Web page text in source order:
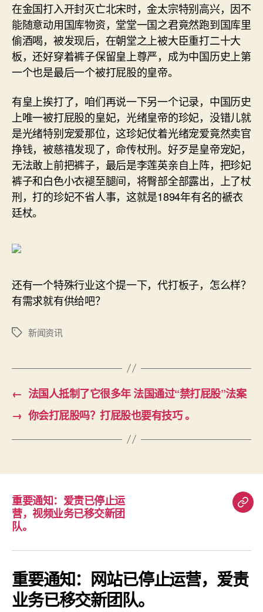
在金国打入开封灭亡北宋时，金太宗特别高兴，因不
能随意动用国库物资，堂堂一国之君竟然跑到国库里
偷酒喝，被发现后，在朝堂之上被大臣重打二十大
板，还好穿着裤子保留皇上尊严，成为中国历史上第
一个也是最后一个被打屁股的皇帝。
有皇上挨打了，咱们再说一下另一个记录，中国历史
上唯一被打屁股的皇妃，光绪皇帝的珍妃，没错儿就
是光绪特别宠爱那位，这珍妃仗着光绪宠爱竟然卖官
挣钱，被慈禧发现了，命传杖刑。好歹是皇帝宠妃，
无法敢上前把裤子，最后是李莲英亲自上阵，把珍妃
裤子和白色小衣褪至腿间，将臀部全部露出，上了杖
刑，打的珍妃不省人事，这就是1894年有名的褫衣
廷杖。
还有一个特殊行业这个提一下，代打板子，怎么样？
有需求就有供给吧？
标
新闻资讯
← 法国人抵制了它很多年 法国通过“禁打屁股”法案
→ 你会打屁股吗？打屁股也要有技巧 。
重要通知：爱责已停止运
营，视频业务已移交新团
队。
重
知：
爱
责
重要通知：网站已停止运营，爱责
业务已移交新团队。